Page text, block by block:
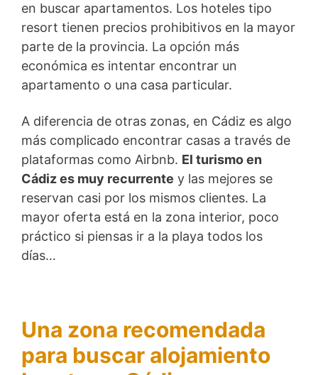
en buscar apartamentos. Los hoteles tipo
resort tienen precios prohibitivos en la mayor
parte de la provincia. La opción más
económica es intentar encontrar un
apartamento o una casa particular.
A diferencia de otras zonas, en Cádiz es algo
más complicado encontrar casas a través de
plataformas como Airbnb. El turismo en
Cádiz es muy recurrente y las mejores se
reservan casi por los mismos clientes. La
mayor oferta está en la zona interior, poco
práctico si piensas ir a la playa todos los
días…
Una zona recomendada
para buscar alojamiento